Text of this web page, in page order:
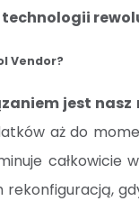
Vendor?
jest
aż do
całkowicie